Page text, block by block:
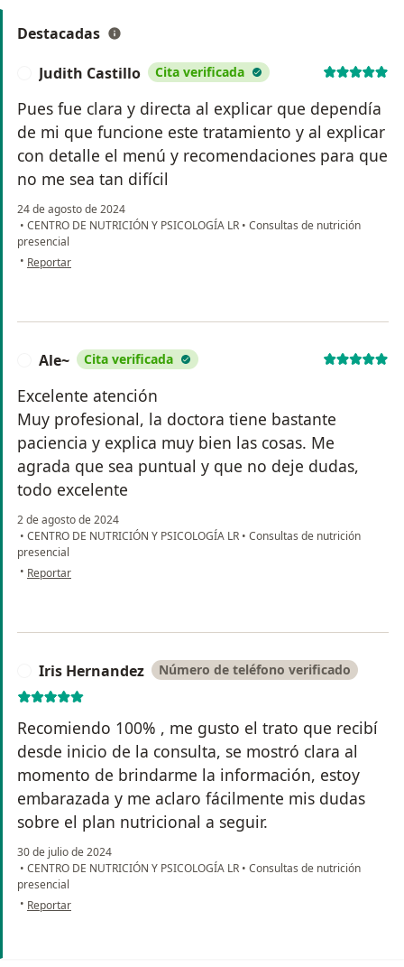
Destacadas
Judith Castillo Cita verificada
Pues fue clara y directa al explicar que dependía
de mi que funcione este tratamiento y al explicar
con detalle el menú y recomendaciones para que
no me sea tan difícil
24 de agosto de 2024
• CENTRO DE NUTRICIÓN Y PSICOLOGÍA LR • Consultas de nutrición
presencial
• en opinión del usuario Judith Castillo
Reportar
Ale~ Cita verificada
Excelente atención
Muy profesional, la doctora tiene bastante
paciencia y explica muy bien las cosas. Me
agrada que sea puntual y que no deje dudas,
todo excelente
2 de agosto de 2024
• CENTRO DE NUTRICIÓN Y PSICOLOGÍA LR • Consultas de nutrición
presencial
• en opinión del usuario Ale~
Reportar
Iris Hernandez Número de teléfono verificado
Recomiendo 100% , me gusto el trato que recibí
desde inicio de la consulta, se mostró clara al
momento de brindarme la información, estoy
embarazada y me aclaro fácilmente mis dudas
sobre el plan nutricional a seguir.
30 de julio de 2024
• CENTRO DE NUTRICIÓN Y PSICOLOGÍA LR • Consultas de nutrición
presencial
• en opinión del usuario Iris Hernandez
Reportar